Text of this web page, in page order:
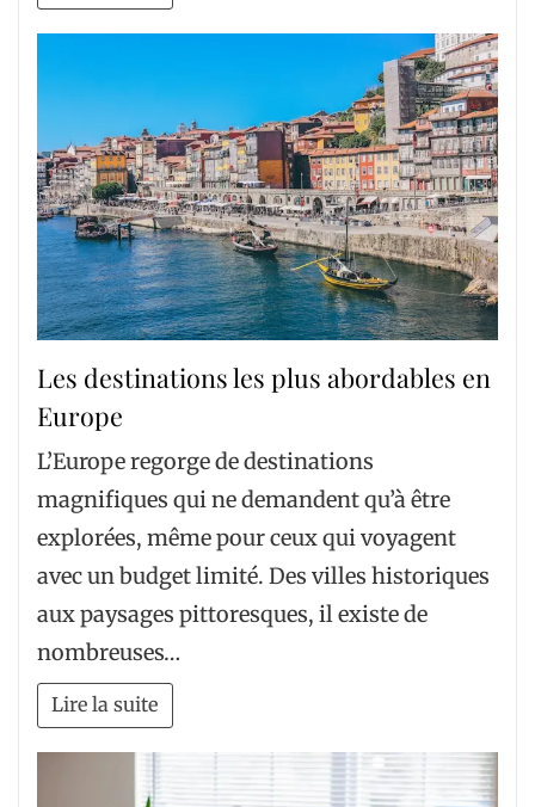
Les destinations les plus abordables en
Europe
L’Europe regorge de destinations
magnifiques qui ne demandent qu’à être
explorées, même pour ceux qui voyagent
avec un budget limité. Des villes historiques
aux paysages pittoresques, il existe de
nombreuses…
Lire la suite